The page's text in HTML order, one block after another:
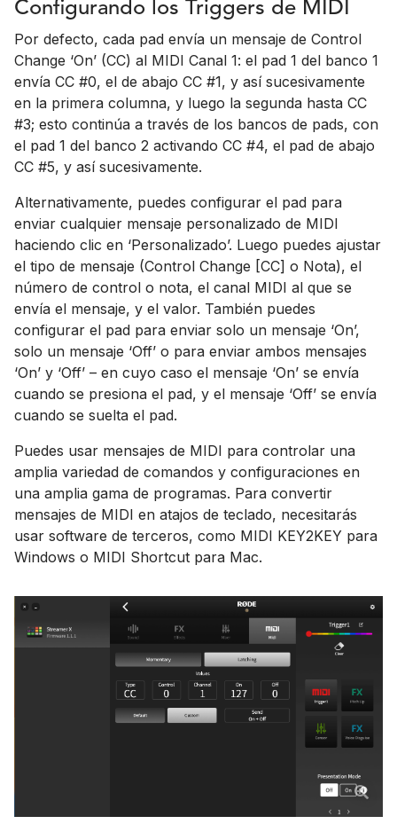
Configurando los Triggers de MIDI
Por defecto, cada pad envía un mensaje de Control
Change ‘On’ (CC) al MIDI Canal 1: el pad 1 del banco 1
envía CC #0, el de abajo CC #1, y así sucesivamente
en la primera columna, y luego la segunda hasta CC
#3; esto continúa a través de los bancos de pads, con
el pad 1 del banco 2 activando CC #4, el pad de abajo
CC #5, y así sucesivamente.
Alternativamente, puedes configurar el pad para
enviar cualquier mensaje personalizado de MIDI
haciendo clic en ‘Personalizado’. Luego puedes ajustar
el tipo de mensaje (Control Change [CC] o Nota), el
número de control o nota, el canal MIDI al que se
envía el mensaje, y el valor. También puedes
configurar el pad para enviar solo un mensaje ‘On’,
solo un mensaje ‘Off’ o para enviar ambos mensajes
‘On’ y ‘Off’ – en cuyo caso el mensaje ‘On’ se envía
cuando se presiona el pad, y el mensaje ‘Off’ se envía
cuando se suelta el pad.
Puedes usar mensajes de MIDI para controlar una
amplia variedad de comandos y configuraciones en
una amplia gama de programas. Para convertir
mensajes de MIDI en atajos de teclado, necesitarás
usar software de terceros, como MIDI KEY2KEY para
Windows o MIDI Shortcut para Mac.